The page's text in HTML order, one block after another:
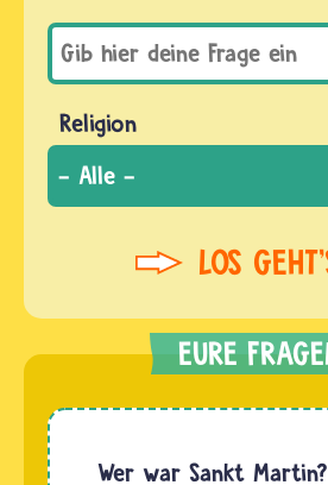
Religion
Wer war Sankt Martin?